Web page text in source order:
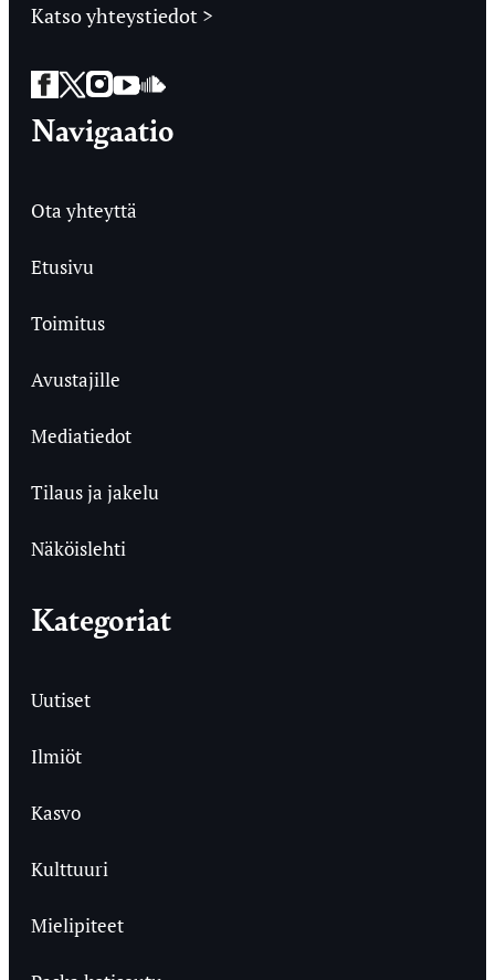
Katso yhteystiedot >
Facebook
Twitter
Instagram
YouTube
SoundCloud
Navigaatio
Ota yhteyttä
Etusivu
Toimitus
Avustajille
Mediatiedot
Tilaus ja jakelu
Näköislehti
Kategoriat
Uutiset
Ilmiöt
Kasvo
Kulttuuri
Mielipiteet